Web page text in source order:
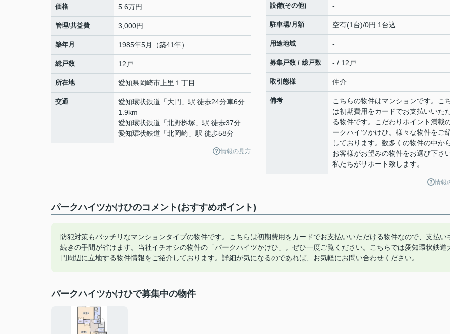
価格 5.6万円
管理/共益費 3,000円
築年月 1985年5月（築41年）
総戸数 12戸
所在地 愛知県岡崎市 上里 １丁目
交通 愛知環状鉄道 「大門 」駅 徒歩24分車6分
1.9km
愛知環状鉄道 「北野桝塚 」駅 徒歩37分
愛知環状鉄道 「北岡崎 」駅 徒歩58分
情報の見方
設備(その他) -
駐車場/月額 空有(1台)/0円 1台込
用途地域 -
募集戸数 / 総戸数 - / 12戸
取引態様 仲介
備考
こちらの物件はマンションです。こ
は初期費用をカードでお支払いいた
る物件です。こだわりポイント満載
ークハイツかけひ。様々な物件をご
しております。数多くの物件の中か
お客様がお望みの物件をお選び下さ
私たちがサポート致します。
情報
パークハイツかけひのコメント(おすすめポイント)
防犯対策もバッチリなマンションタイプの物件です。こちらは初期費用をカードでお支払いいただける物件なので、支払い
続きの手間が省けます。当社イチオシの物件の「パークハイツかけひ」。ぜひ一度ご覧ください。こちらでは愛知環状鉄道
門周辺に立地する物件情報をご紹介しております。詳細が気になるのであれば、お気軽にお問い合わせください。
パークハイツかけひで募集中の物件